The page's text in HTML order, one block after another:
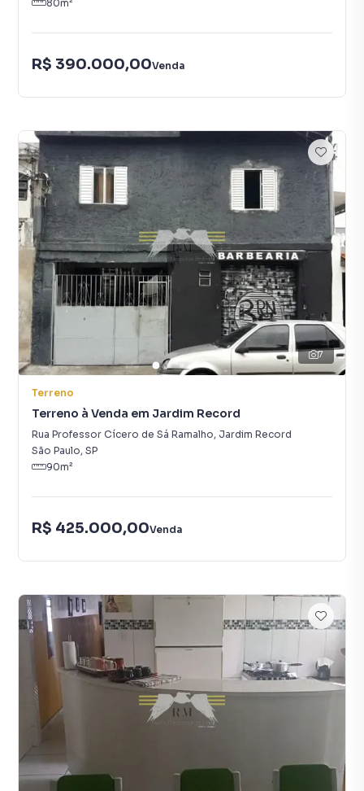
80m²
R$ 390.000,00Venda
7
Terreno
Terreno à Venda em Jardim Record
Rua Professor Cícero de Sá Ramalho, Jardim Record
São Paulo, SP
90m²
R$ 425.000,00Venda